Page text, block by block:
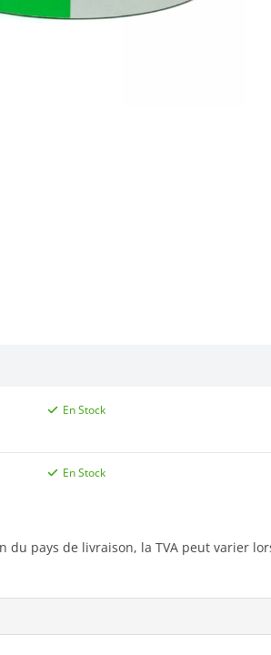
En Stock
En Stock
du pays de livraison, la TVA peut varier